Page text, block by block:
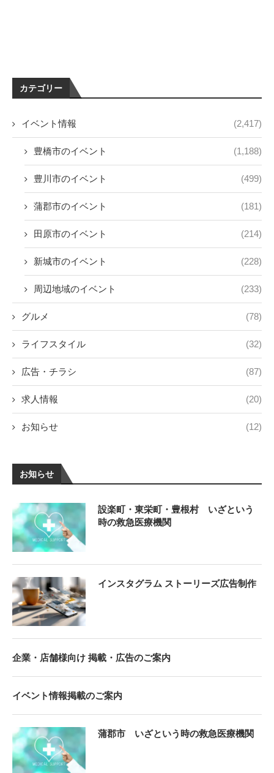
カテゴリー
イベント情報 (2,417)
豊橋市のイベント (1,188)
豊川市のイベント (499)
蒲郡市のイベント (181)
田原市のイベント (214)
新城市のイベント (228)
周辺地域のイベント (233)
グルメ (78)
ライフスタイル (32)
広告・チラシ (87)
求人情報 (20)
お知らせ (12)
お知らせ
設楽町・東栄町・豊根村 いざという
時の救急医療機関
インスタグラム ストーリーズ広告制作
企業・店舗様向け 掲載・広告のご案内
イベント情報掲載のご案内
蒲郡市 いざという時の救急医療機関